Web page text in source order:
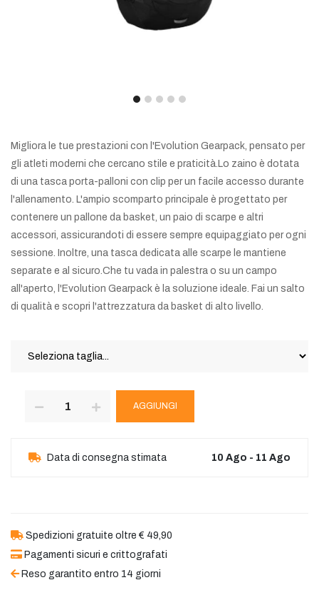
Migliora le tue prestazioni con l'Evolution Gearpack, pensato per
gli atleti moderni che cercano stile e praticità.Lo zaino è dotata
di una tasca porta-palloni con clip per un facile accesso durante
l'allenamento. L'ampio scomparto principale è progettato per
contenere un pallone da basket, un paio di scarpe e altri
accessori, assicurandoti di essere sempre equipaggiato per ogni
sessione. Inoltre, una tasca dedicata alle scarpe le mantiene
separate e al sicuro.Che tu vada in palestra o su un campo
all'aperto, l'Evolution Gearpack è la soluzione ideale. Fai un salto
di qualità e scopri l'attrezzatura da basket di alto livello.
AGGIUNGI
Data di consegna stimata 10 Ago - 11 Ago
Spedizioni gratuite oltre € 49,90
Pagamenti sicuri e crittografati
Reso garantito entro 14 giorni